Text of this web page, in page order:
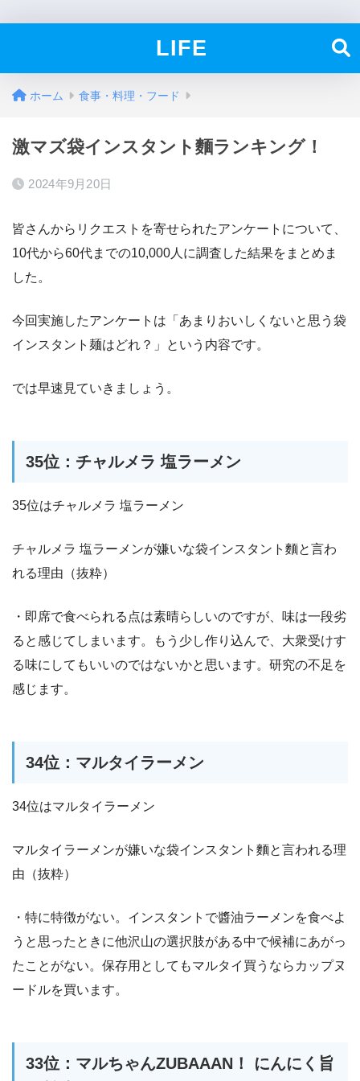
LIFE
ホーム 食事・料理・フード
激マズ袋インスタント麵ランキング！
2024年9月20日
皆さんからリクエストを寄せられたアンケートについて、
10代から60代までの10,000人に調査した結果をまとめま
した。
今回実施したアンケートは「あまりおいしくないと思う袋
インスタント麺はどれ？」という内容です。
では早速見ていきましょう。
35位：チャルメラ 塩ラーメン
35位はチャルメラ 塩ラーメン
チャルメラ 塩ラーメンが嫌いな袋インスタント麵と言わ
れる理由（抜粋）
・即席で食べられる点は素晴らしいのですが、味は一段劣
ると感じてしまいます。もう少し作り込んで、大衆受けす
る味にしてもいいのではないかと思います。研究の不足を
感じます。
34位：マルタイラーメン
34位はマルタイラーメン
マルタイラーメンが嫌いな袋インスタント麵と言われる理
由（抜粋）
・特に特徴がない。インスタントで醬油ラーメンを食べよ
うと思ったときに他沢山の選択肢がある中で候補にあがっ
たことがない。保存用としてもマルタイ買うならカップヌ
ードルを買います。
33位：マルちゃんZUBAAAN！ にんにく旨